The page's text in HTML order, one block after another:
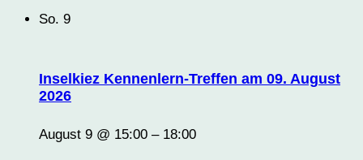
So. 9
Inselkiez Kennenlern-Treffen am 09. August
2026
August 9 @ 15:00 – 18:00